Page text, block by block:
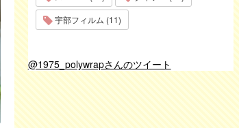
宇部フィルム (11)
@1975_polywrapさんのツイート